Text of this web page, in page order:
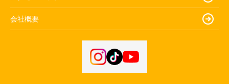
会社概要